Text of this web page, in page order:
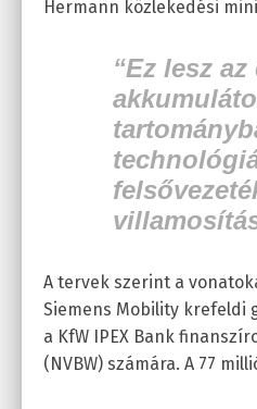
Hermann közlekedési
“Ez lesz
A tervek szerint a
Siemens Mobility krefeldi
a KfW IPEX Bank
(NVBW) számára. A 77